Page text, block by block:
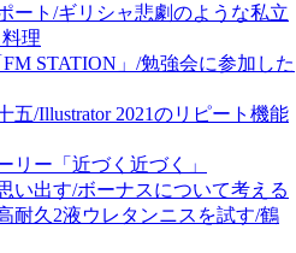
ート/ギリシャ悲劇のような私立
理
STATION」/勉強会に参加した
五/Illustrator 2021のリピート機能
リー「近づく近づく」
い出す/ボーナスについて考える
耐久2液ウレタンニスを試す/鶴